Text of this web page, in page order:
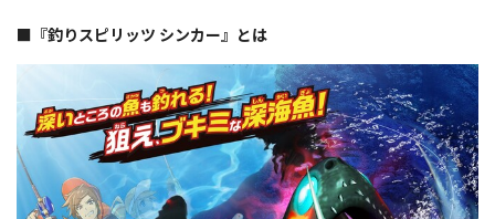
■『釣りスピリッツ シンカー』とは